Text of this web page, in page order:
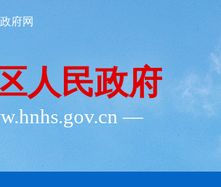
府网
人民政府
―